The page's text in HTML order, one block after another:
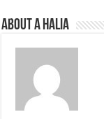
About A Halia